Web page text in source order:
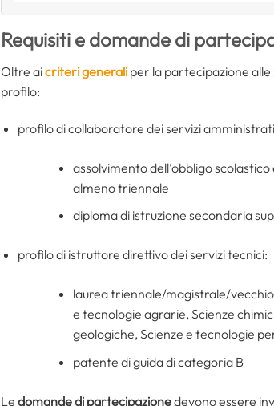
Requisiti e domande di
Oltre aicriteri generali per la partecipazione
profilo:
profilo di collaboratore dei servizi
assolvimento dell’obbligo
almeno triennale
diploma di istruzione secondaria
profilo di istruttore direttivo dei servizi tecnici:
laurea triennale/magistrale/
e tecnologie agrarie, Scienze
geologiche, Scienze e tecnologie
patente di guida di categoria B
Le domande di partecipazionedevono essere